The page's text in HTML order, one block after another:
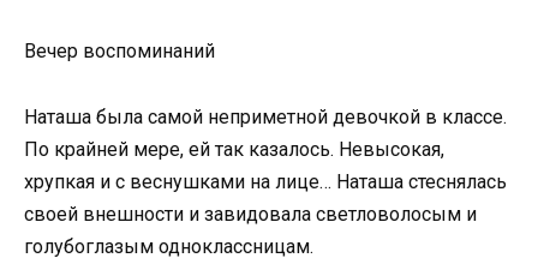
Вечер воспоминаний
Наташа была самой неприметной девочкой в классе.
По крайней мере, ей так казалось. Невысокая,
хрупкая и с веснушками на лице… Наташа стеснялась
своей внешности и завидовала светловолосым и
голубоглазым одноклассницам.